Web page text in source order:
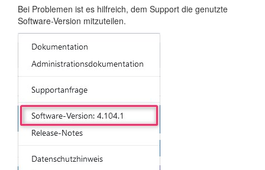
Bei Problemen ist es hilfreich, dem Support die genutzte
Software-Version mitzuteilen.